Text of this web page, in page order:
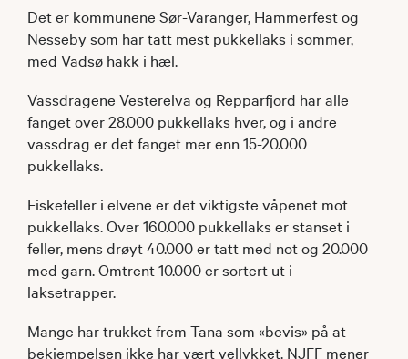
Det er kommunene Sør-Varanger, Hammerfest og
Nesseby som har tatt mest pukkellaks i sommer,
med Vadsø hakk i hæl.
Vassdragene Vesterelva og Repparfjord har alle
fanget over 28.000 pukkellaks hver, og i andre
vassdrag er det fanget mer enn 15-20.000
pukkellaks.
Fiskefeller i elvene er det viktigste våpenet mot
pukkellaks. Over 160.000 pukkellaks er stanset i
feller, mens drøyt 40.000 er tatt med not og 20.000
med garn. Omtrent 10.000 er sortert ut i
laksetrapper.
Mange har trukket frem Tana som «bevis» på at
bekjempelsen ikke har vært vellykket. NJFF mener